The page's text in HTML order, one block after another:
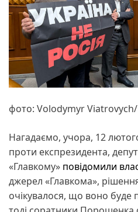
фото: Volodymyr
Нагадаємо, учора, 12
проти експрезидента,
«Главкому» повідомили
джерел «Главкома»,
очікувалося, що воно буде